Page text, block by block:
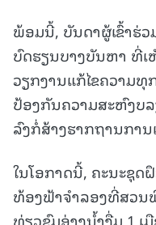
ພ້ອມນີ້, ບັນດາຜູ້ເຂົ້າຮ່
ບົດຮຽນບາງບັນຫາ ທີ່ເ
ວຽກງານແກ້ໄຂຄວາມ
ປ້ອງກັນຄວາມສະຫົງບ
ລົງກໍ່ສ້າງຮາກຖານການ
ໃນໂອກາດນີ້, ຄະນະຊຸດ
ທ້ອງຟ້າຈຳລອງທີ່ສວນ
ທ່ຽວຊົມອ່າງນ້ຳງື່ມ 1